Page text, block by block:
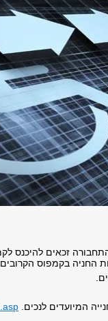
זכאים להיכנס
בקמפוס הקרובים
המיועדים לנכים.